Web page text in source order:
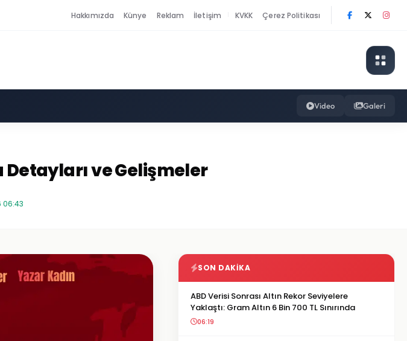
Hakkımızda Künye Reklam İletişim KVKK Çerez Politikası
Video Galeri
ve Gelişmeler
06:43
SON DAKIKA
ABD Verisi Sonrası Altın Rekor Seviyelere
Yaklaştı: Gram Altın 6 Bin 700 TL Sınırında
06:19